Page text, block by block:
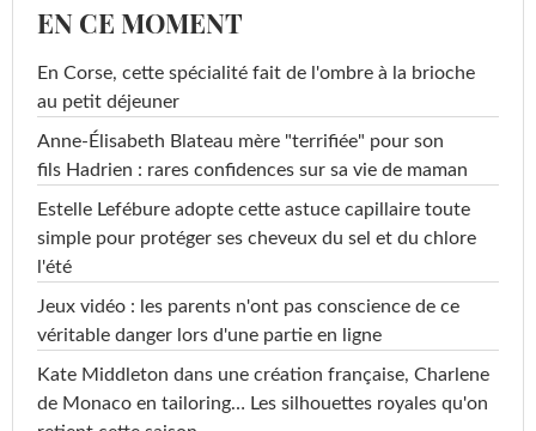
EN CE MOMENT
En Corse, cette spécialité fait de l'ombre à la brioche
au petit déjeuner
Anne-Élisabeth Blateau mère "terrifiée" pour son
fils Hadrien : rares confidences sur sa vie de maman
Estelle Lefébure adopte cette astuce capillaire toute
simple pour protéger ses cheveux du sel et du chlore
l'été
Jeux vidéo : les parents n'ont pas conscience de ce
véritable danger lors d'une partie en ligne
Kate Middleton dans une création française, Charlene
de Monaco en tailoring… Les silhouettes royales qu'on